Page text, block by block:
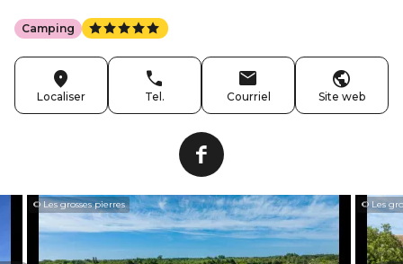
Camping
Localiser Tel. Courriel Site web
© Les grosses pierres © Les